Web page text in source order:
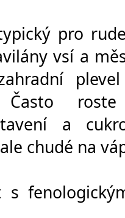
pro
vsí a
roste
a
chudé na
s